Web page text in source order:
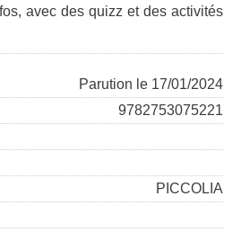
avec des quizz et des activités
Parution le 17/01/2024
9782753075221
PICCOLIA